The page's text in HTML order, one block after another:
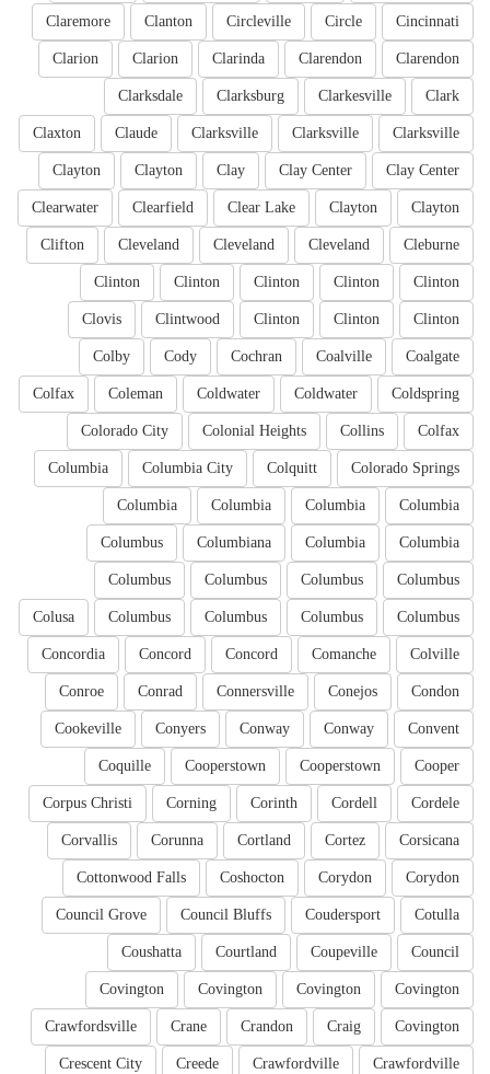
Cincinnati
Circle
Circleville
Clanton
Claremore
Clarendon
Clarendon
Clarinda
Clarion
Clarion
Clark
Clarkesville
Clarksburg
Clarksdale
Clarksville
Clarksville
Clarksville
Claude
Claxton
Clay Center
Clay Center
Clay
Clayton
Clayton
Clayton
Clayton
Clear Lake
Clearfield
Clearwater
Cleburne
Cleveland
Cleveland
Cleveland
Clifton
Clinton
Clinton
Clinton
Clinton
Clinton
Clinton
Clinton
Clinton
Clintwood
Clovis
Coalgate
Coalville
Cochran
Cody
Colby
Coldspring
Coldwater
Coldwater
Coleman
Colfax
Colfax
Collins
Colonial Heights
Colorado City
Colorado Springs
Colquitt
Columbia City
Columbia
Columbia
Columbia
Columbia
Columbia
Columbia
Columbia
Columbiana
Columbus
Columbus
Columbus
Columbus
Columbus
Columbus
Columbus
Columbus
Columbus
Colusa
Colville
Comanche
Concord
Concord
Concordia
Condon
Conejos
Connersville
Conrad
Conroe
Convent
Conway
Conway
Conyers
Cookeville
Cooper
Cooperstown
Cooperstown
Coquille
Cordele
Cordell
Corinth
Corning
Corpus Christi
Corsicana
Cortez
Cortland
Corunna
Corvallis
Corydon
Corydon
Coshocton
Cottonwood Falls
Cotulla
Coudersport
Council Bluffs
Council Grove
Council
Coupeville
Courtland
Coushatta
Covington
Covington
Covington
Covington
Covington
Craig
Crandon
Crane
Crawfordsville
Crawfordville
Crawfordville
Creede
Crescent City